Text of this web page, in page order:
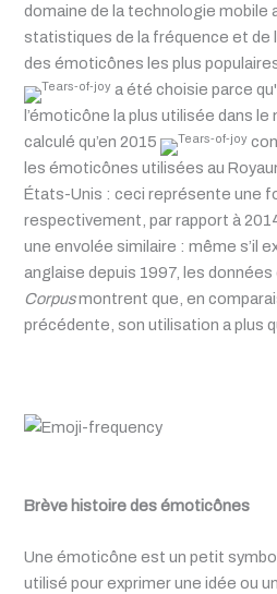
domaine de la technologie mobile
statistiques de la fréquence et de
des émoticônes les plus
a été choisie parce
l’émoticône la plus utilisée dans
calculé qu’en 2015
les émoticônes utilisées au
États-Unis : ceci représente une
respectivement, par rapport à
une envolée similaire : même s’il
anglaise depuis 1997, les données
Corpusmontrent que, en
précédente, son utilisation a plus
Brève histoire des émoticônes
Une émoticône est un petit
utilisé pour exprimer une idée ou